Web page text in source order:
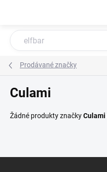
Prodávané značky
Culami
Žádné produkty značkyCulami